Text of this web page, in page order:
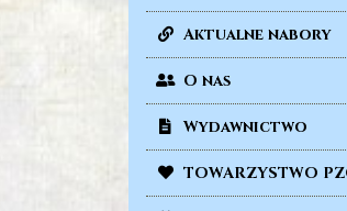
Aktualne nabory
O nas
Wydawnictwo
TOWARZYSTWO